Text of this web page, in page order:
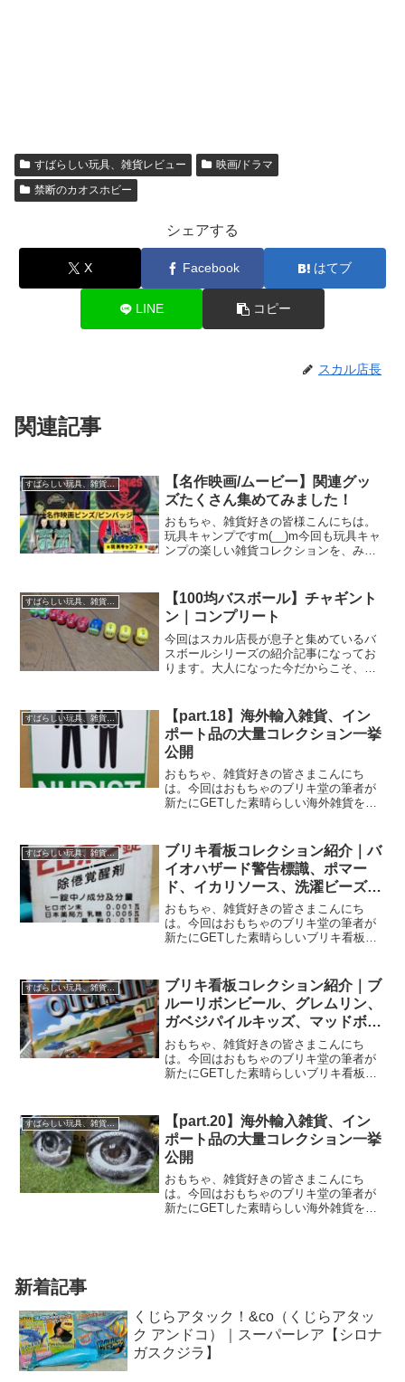
すばらしい玩具、雑貨レビュー
映画/ドラマ
禁断のカオスホビー
シェアする
X Facebook はてブ
LINE コピー
スカル店長
関連記事
すばらしい玩具、雑貨レビュー
【名作映画/ムービー】関連グッ
ズたくさん集めてみました！
おもちゃ、雑貨好きの皆様こんにちは。
玩具キャンプですm(__)m今回も玩具キャ
ンプの楽しい雑貨コレクションを、みん
ちらは金ピカに輝くゴールデンオスカー
像マグネットです...
【100均バスボール】チャギント
ン｜コンプリート
今回はスカル店長が息子と集めているバ
スボールシリーズの紹介記事になってお
ります。大人になった今だからこそ、好
(adsbygoogle = window.adsbygo...
【part.18】海外輸入雑貨、イン
ポート品の大量コレクション一挙
公開
おもちゃ、雑貨好きの皆さまこんにち
は。今回はおもちゃのブリキ堂の筆者が
新たにGETした素晴らしい海外雑貨を一
で見ていっていただけたら嬉しいです！
今回でこのシリーズはつ...
すばらしい玩具、雑貨レビュー
ブリキ看板コレクション紹介｜バ
イオハザード警告標識、ポマー
ド、イカリソース、洗濯ビーズ、
王様クレヨン、ヒロポン錠、エビ
ス完全飼料、アサヒビール、寿司
おもちゃ、雑貨好きの皆さまこんにち
は。今回はおもちゃのブリキ堂の筆者が
新たにGETした素晴らしいブリキ看板を
後まで見ていっていただけたら嬉しいで
す！ブリキ看板コレクシ...
すばらしい玩具、雑貨レビュー
ブリキ看板コレクション紹介｜ブ
ルーリボンビール、グレムリン、
ガベジパイルキッズ、マッドボー
ルズ、シザーハンズ、スーサイド
スクワット、ラットフィンク、フ
ィリックス、アウトラン
おもちゃ、雑貨好きの皆さまこんにち
は。今回はおもちゃのブリキ堂の筆者が
新たにGETした素晴らしいブリキ看板を
後まで見ていっていただけたら嬉しいで
す！ブリキ看板コレクシ...
すばらしい玩具、雑貨レビュー
【part.20】海外輸入雑貨、イン
ポート品の大量コレクション一挙
公開
おもちゃ、雑貨好きの皆さまこんにち
は。今回はおもちゃのブリキ堂の筆者が
新たにGETした素晴らしい海外雑貨を一
新着記事
くじらアタック！&co（くじらアタッ
ク アンドコ）｜スーパーレア【シロナ
ガスクジラ】